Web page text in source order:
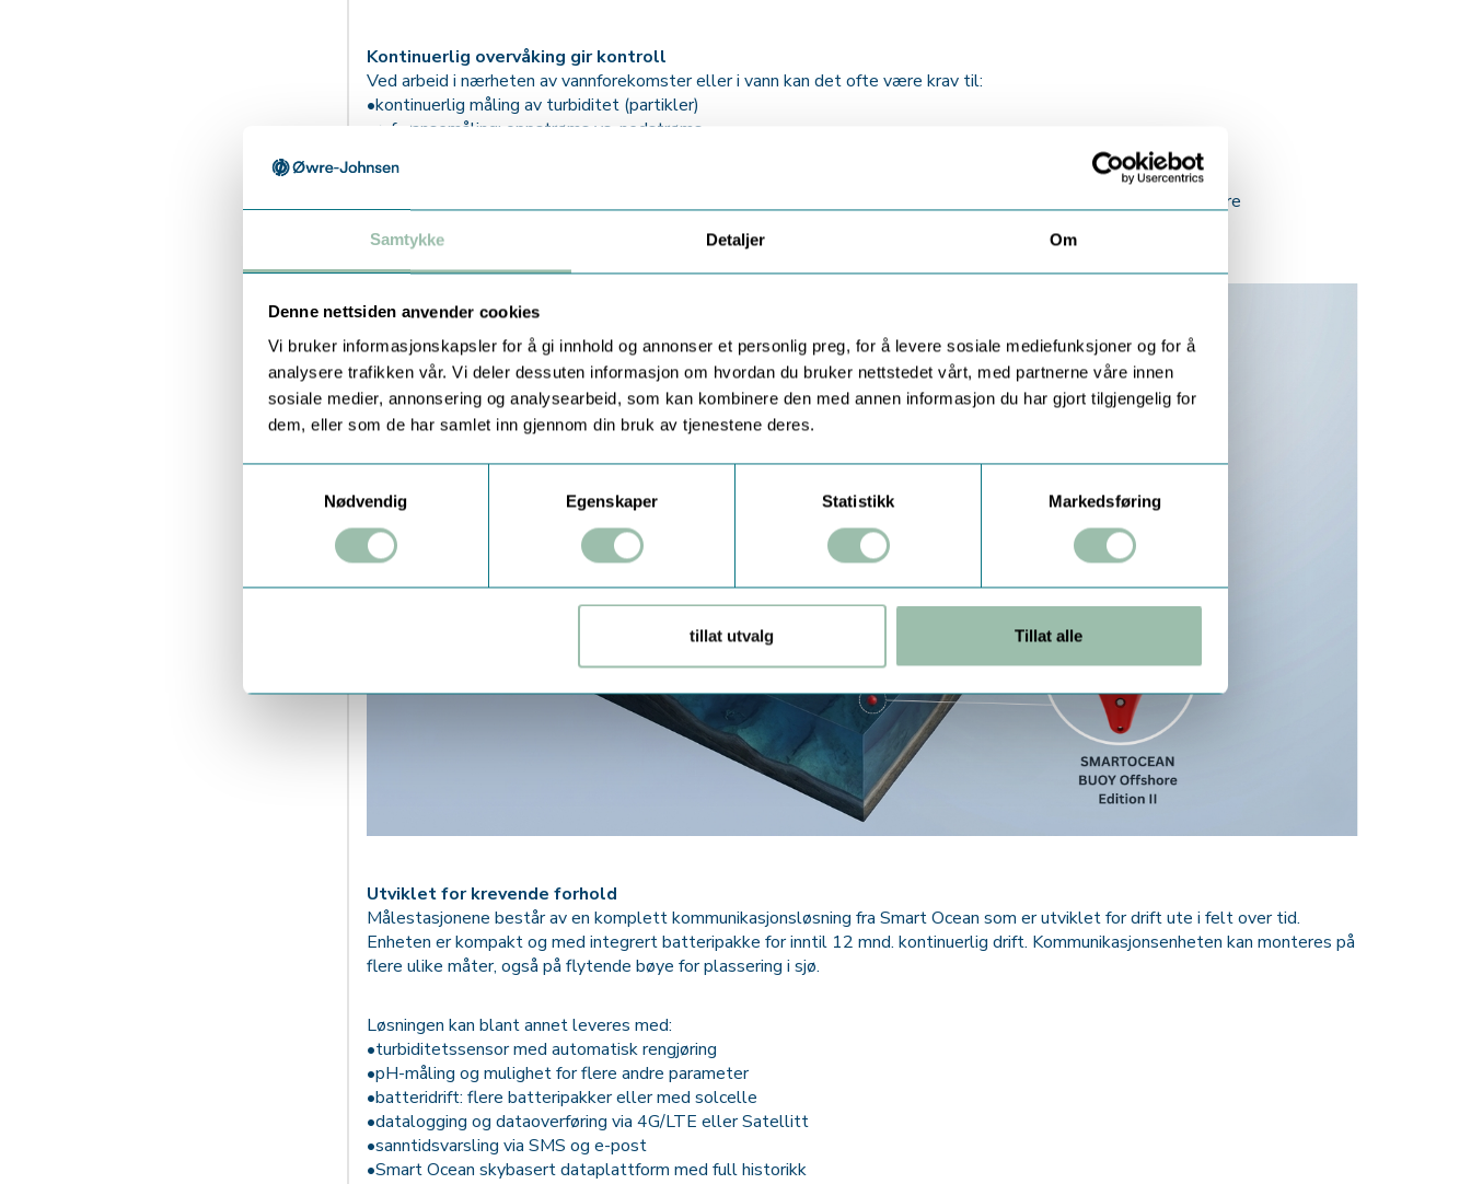
Samtykke Detaljer Om
Denne nettsiden anvender cookies
Vi bruker informasjonskapsler for å gi innhold og annonser et personlig preg, for å levere sosiale mediefunksjoner og for å
analysere trafikken vår. Vi deler dessuten informasjon om hvordan du bruker nettstedet vårt, med partnerne våre innen
sosiale medier, annonsering og analysearbeid, som kan kombinere den med annen informasjon du har gjort tilgjengelig for
dem, eller som de har samlet inn gjennom din bruk av tjenestene deres.
Nødvendig
Egenskaper Statistikk Markedsføring
tillat utvalg Tillat alle
Kontinuerlig overvåking gir kontroll
Ved arbeid i nærheten av vannforekomster eller i vann kan det ofte være krav til:
•kontinuerlig måling av turbiditet (partikler)
•referansemåling: oppstrøms vs. nedstrøms
•dokumentasjon til byggherre og myndigheter
Når målingene skjer kontinuerlig og data er tilgjengelig i sanntid, får både entreprenør og byggherre et langt bedre
Utviklet for krevende forhold
Målestasjonene består av en komplett kommunikasjonsløsning fra Smart Ocean som er utviklet for drift ute i felt over tid.
Enheten er kompakt og med integrert batteripakke for inntil 12 mnd. kontinuerlig drift. Kommunikasjonsenheten kan monteres på
flere ulike måter, også på flytende bøye for plassering i sjø.
Løsningen kan blant annet leveres med:
•turbiditetssensor med automatisk rengjøring
•pH-måling og mulighet for flere andre parameter
•batteridrift: flere batteripakker eller med solcelle
•datalogging og dataoverføring via 4G/LTE eller Satellitt
•sanntidsvarsling via SMS og e-post
•Smart Ocean skybasert dataplattform med full historikk